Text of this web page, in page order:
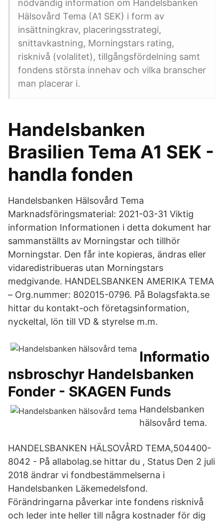
nödvändig information om Handelsbanken
Hälsovård Tema (A1 SEK) i form av
insättningkrav, placeringsstrategi,
snittavkastning, Morningstars rating,
risknivå (volalitet), tillgångsfördelning samt
fondens största innehav och vilka branscher
man placerar i.
Handelsbanken
Brasilien Tema A1 SEK -
handla fonden
Handelsbanken Hälsovård Tema
Marknadsföringsmaterial: 2021-03-31 Viktig
information Informationen i detta dokument har
sammanställts av Morningstar och tillhör
Morningstar. Den får inte kopieras, ändras eller
vidaredistribueras utan Morningstars
medgivande. HANDELSBANKEN AMERIKA TEMA
– Org.nummer: 802015-0796. På Bolagsfakta.se
hittar du kontakt-och företagsinformation,
nyckeltal, lön till VD & styrelse m.m.
Informatio
nsbroschyr Handelsbanken
Fonder - SKAGEN Funds
Handelsbanken
hälsovård tema.
HANDELSBANKEN HÄLSOVÅRD TEMA,504400-
8042 - På allabolag.se hittar du , Status Den 2 juli
2018 ändrar vi fondbestämmelserna i
Handelsbanken Läkemedelsfond.
Förändringarna påverkar inte fondens risknivå
och leder inte heller till några kostnader för dig